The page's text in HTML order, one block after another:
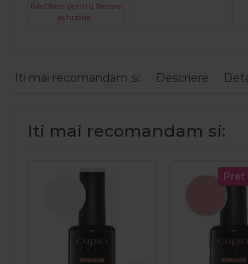
fidelitate pentru fiecare
achizitie.
Iti mai recomandam si: Descriere
Iti mai recomandam si:
Pret